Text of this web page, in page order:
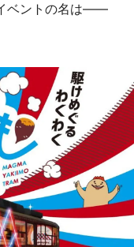
ベントの名は――